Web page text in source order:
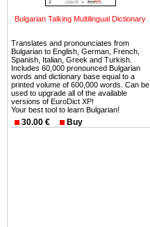
Bulgarian Talking Multilingual Dictionary
Translates and pronounciates from
Bulgarian to English, German, French,
Spanish, Italian, Greek and Turkish.
Includes 60,000 pronounced Bulgarian
words and dictionary base equal to a
printed volume of 600,000 words. Can be
used to upgrade all of the available
versions of EuroDict XP!
Your best tool to learn Bulgarian!
30.00 € Buy